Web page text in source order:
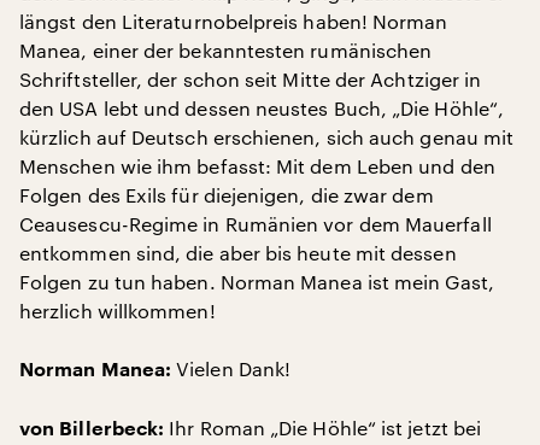
längst den Literaturnobelpreis haben! Norman
Manea, einer der bekanntesten rumänischen
Schriftsteller, der schon seit Mitte der Achtziger in
den USA lebt und dessen neustes Buch, „Die Höhle“,
kürzlich auf Deutsch erschienen, sich auch genau mit
Menschen wie ihm befasst: Mit dem Leben und den
Folgen des Exils für diejenigen, die zwar dem
Ceausescu-Regime in Rumänien vor dem Mauerfall
entkommen sind, die aber bis heute mit dessen
Folgen zu tun haben. Norman Manea ist mein Gast,
herzlich willkommen!
Norman Manea: Vielen Dank!
von Billerbeck: Ihr Roman „Die Höhle“ ist jetzt bei